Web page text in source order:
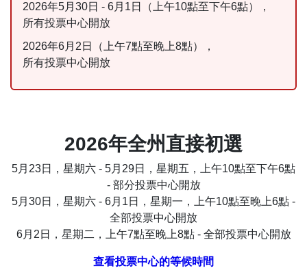
2026年5月30日 - 6月1日（上午10點至下午6點），
所有投票中心開放
2026年6月2日（上午7點至晚上8點），
所有投票中心開放
2026年全州直接初選
5月23日，星期六 - 5月29日，星期五，上午10點至下午6點
- 部分投票中心開放
5月30日，星期六 - 6月1日，星期一，上午10點至晚上6點 -
全部投票中心開放
6月2日，星期二，上午7點至晚上8點 - 全部投票中心開放
查看投票中心的等候時間